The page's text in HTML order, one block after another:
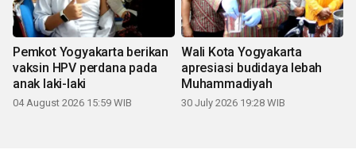
Pemkot Yogyakarta berikan
vaksin HPV perdana pada
anak laki-laki
04 August 2026 15:59 WIB
Wali Kota Yogyakarta
apresiasi budidaya lebah
Muhammadiyah
30 July 2026 19:28 WIB